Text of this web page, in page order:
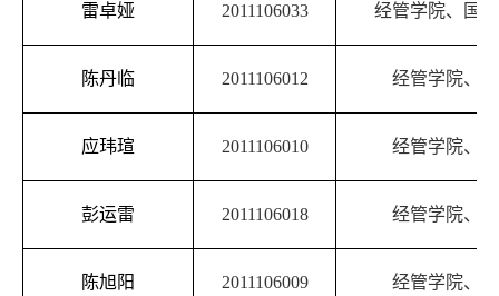
雷卓娅 2011106033 经管学院、国
陈丹临 2011106012 经管学院、
应玮瑄 2011106010 经管学院、
彭运雷 2011106018 经管学院、
陈旭阳 2011106009 经管学院、